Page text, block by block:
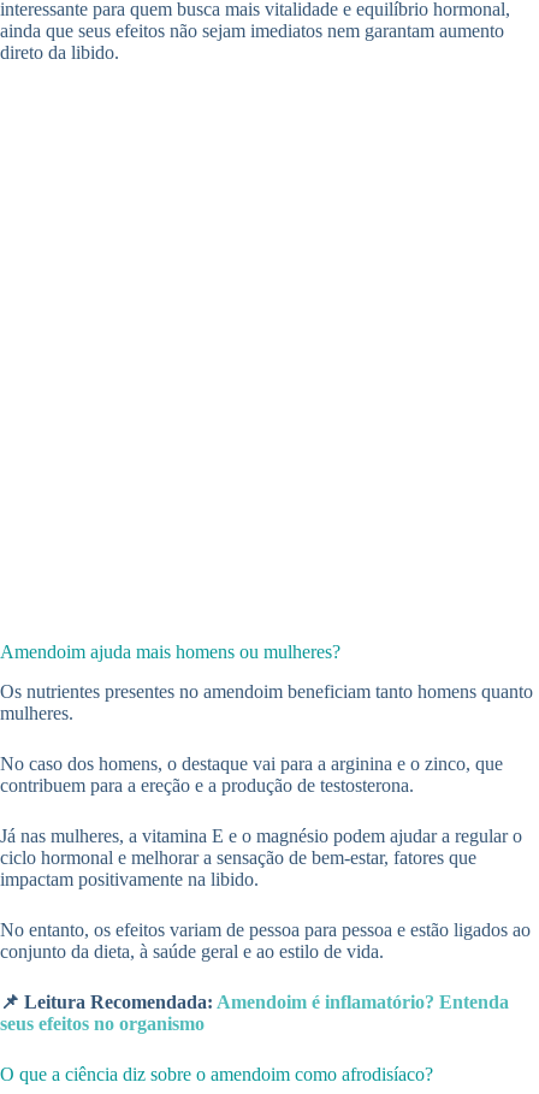
interessante para quem busca mais vitalidade e equilíbrio hormonal,
ainda que seus efeitos não sejam imediatos nem garantam aumento
direto da libido.
Amendoim ajuda mais homens ou mulheres?
Os nutrientes presentes no amendoim beneficiam tanto homens quanto
mulheres.
No caso dos homens, o destaque vai para a arginina e o zinco, que
contribuem para a ereção e a produção de testosterona.
Já nas mulheres, a vitamina E e o magnésio podem ajudar a regular o
ciclo hormonal e melhorar a sensação de bem-estar, fatores que
impactam positivamente na libido.
No entanto, os efeitos variam de pessoa para pessoa e estão ligados ao
conjunto da dieta, à saúde geral e ao estilo de vida.
📌 Leitura Recomendada: Amendoim é inflamatório? Entenda
seus efeitos no organismo
O que a ciência diz sobre o amendoim como afrodisíaco?